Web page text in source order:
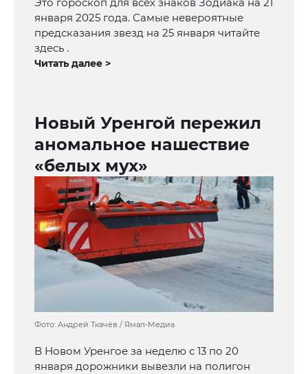
января 2025 года. Самые невероятные
предсказания звезд на 25 января читайте
здесь .
Читать далее >
Новый Уренгой пережил
аномальное нашествие
«белых мух»
Фото: Андрей Ткачёв / Ямал-Медиа
В Новом Уренгое за неделю с 13 по 20
января дорожники вывезли на полигон